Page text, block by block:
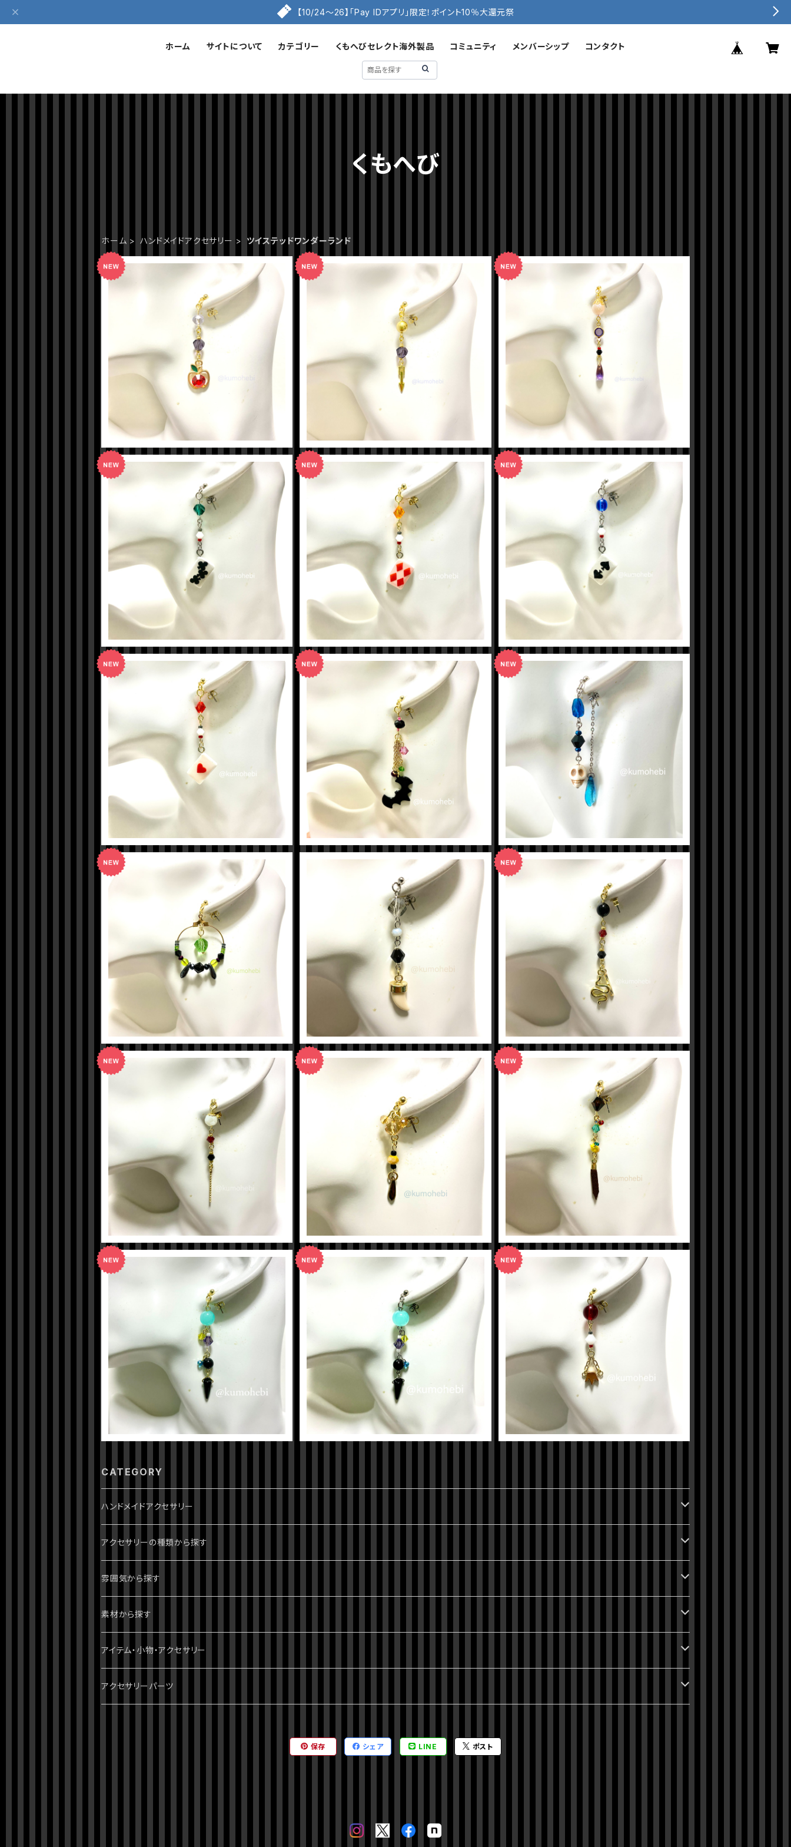
【10/24〜26】「Pay IDアプリ」限定！ポイント10％大還元祭
ホーム サイトについて カテゴリー くもへびセレクト海外製品 コミュニティ メンバーシップ コンタクト
くもへび
ホーム ハンドメイドアクセサリー ツイステッドワンダーランド
【ツイステ】エペルイメージピアス
¥600
【ツイステ】ルークイメージピアス
¥600
【ツイステ】ヴィルイメージピアス
¥600
【ツイステ】トレイイメージピアス
¥600
【ツイステ】ケイトイメージピアス
¥600
【ツイステ】デュースイメージピアス
¥600
【ツイステ】エースイメージピアス
¥600
【ツイステ】リリアイメージピアス
¥600
【ツイステ】イデアイメージピアス
¥600
【ツイステ】マレウスイメージピアス
¥600
【ツイステ】ジャックイメージピアス
¥600
【ツイステ】ジャミルイメージピアス
¥600
【ツイステ】カリムイメージピアス
¥600
【ツイステ】ラギーイメージピアス
¥600
【ツイステ】レオナイメージピアス
¥600
【ツイステッドワンダーランド】フロイドイメー
ジピアス
¥600
【ツイステ】ジェイドイメージピアス
¥600
【ツイステ】リドルイメージピアス
¥600
CATEGORY
ハンドメイドアクセサリー
ジョジョの奇妙な冒険
1部 ファントムブラッド
2部 戦闘潮流
進撃の巨人
ダンガンロンパ
無印
スーパーダンガンロンパ2
ツイステッドワンダーランド
刀剣乱舞
アクセサリーの種類から探す
ピアス・イヤリング
ブレスレット
指輪・リング
イヤーカフ・イヤーフック
雰囲気から探す
パンク・ゴシック・ロック・かっこいい
病みかわいい
ポップ・かわいい
素材から探す
天然石
スワロフスキー
アイテム・小物・アクセサリー
ミニチュア・ドールハウス
アクセサリーパーツ
保存 シェア LINE ポスト